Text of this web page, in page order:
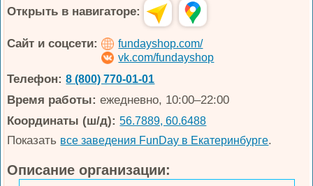
Открыть в навигаторе:
Сайт и соцсети:
fundayshop.com/
vk.com/fundayshop
Телефон: 8 (800) 770-01-01
Время работы: ежедневно, 10:00–22:00
Координаты (ш/д): 56.7889, 60.6488
Показать все заведения FunDay в Екатеринбурге.
Описание организации: